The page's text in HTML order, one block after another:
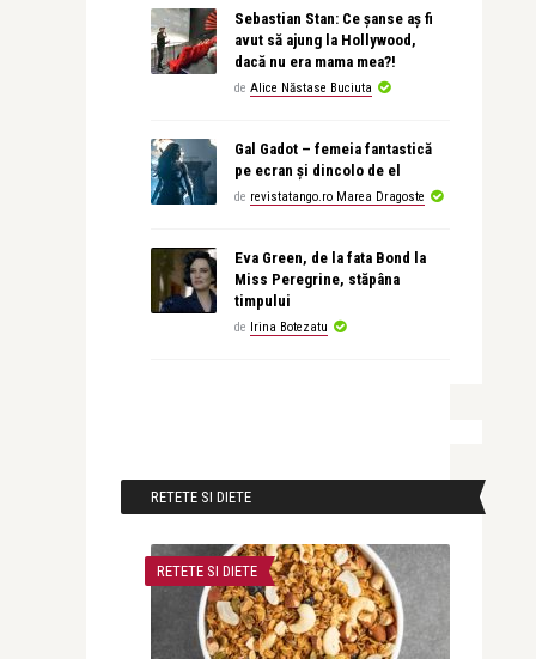
Sebastian Stan: Ce șanse aș fi
avut să ajung la Hollywood,
dacă nu era mama mea?!
de Alice Năstase Buciuta
Gal Gadot – femeia fantastică
pe ecran și dincolo de el
de revistatango.ro Marea Dragoste
Eva Green, de la fata Bond la
Miss Peregrine, stăpâna
timpului
de Irina Botezatu
RETETE SI DIETE
RETETE SI DIETE